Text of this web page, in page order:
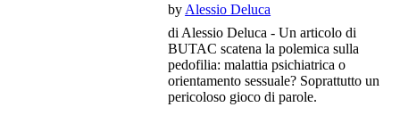
by Alessio Deluca
di Alessio Deluca - Un articolo di
BUTAC scatena la polemica sulla
pedofilia: malattia psichiatrica o
orientamento sessuale? Soprattutto un
pericoloso gioco di parole.